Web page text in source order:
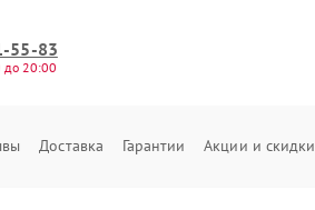
55-83
до 20:00
Доставка Гарантии Акции и скидки